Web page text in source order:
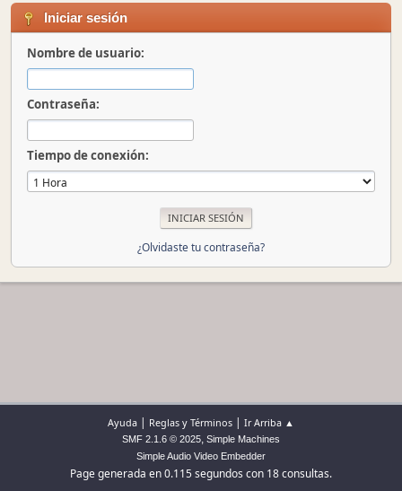
Iniciar sesión
Nombre de usuario:
Contraseña:
Tiempo de conexión:
¿Olvidaste tu contraseña?
Ayuda | Reglas y Términos | Ir Arriba ▲
SMF 2.1.6 © 2025, Simple Machines
Simple Audio Video Embedder
Page generada en 0.115 segundos con 18 consultas.